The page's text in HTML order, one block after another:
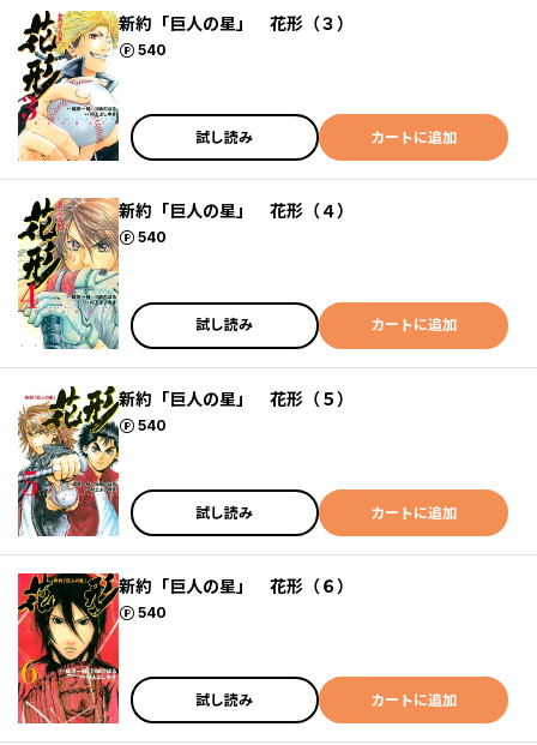
新約「巨人の星」 花形（３）
540
ポイント
試し読み カートに追加
新約「巨人の星」 花形（４）
540
ポイント
試し読み カートに追加
新約「巨人の星」 花形（５）
540
ポイント
試し読み カートに追加
新約「巨人の星」 花形（６）
540
ポイント
試し読み カートに追加